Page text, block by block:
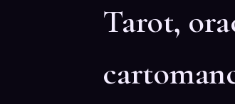
Tarot,